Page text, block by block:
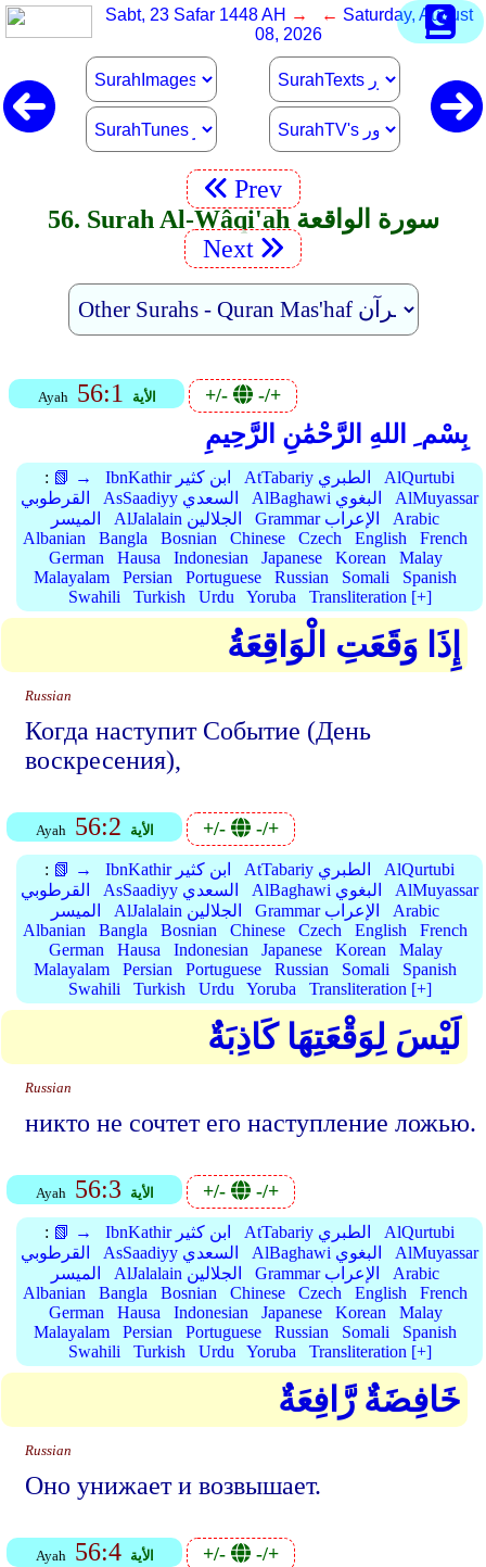
Sabt, 23 Safar 1448 AH → ← Saturday, August
08, 2026
Prev
56. Surah Al-Wâqi'ah سورة الواقعة
Next
Ayah 56:1 الأية +/- -/+
بِسْم ِ اللهِ الرَّحْمَٰنِ الرَّحِيمِ
: 📗 → IbnKathir ابن كثير AtTabariy الطبري
AlQurtubi
القرطوبي
AsSaadiyy السعدي AlBaghawi البغوي
AlMuyassar
الميسر
AlJalalain الجلالين Grammar الإعراب
Arabic
Albanian
Bangla Bosnian Chinese Czech English
French
German
Hausa Indonesian Japanese Korean
Malay
Malayalam
Persian Portuguese Russian Somali
Spanish
Swahili
Turkish Urdu Yoruba Transliteration [+]
إِذَا وَقَعَتِ الْوَاقِعَةُ
Russian
Когда наступит Событие (День
воскресения),
Ayah 56:2 الأية +/- -/+
: 📗 → IbnKathir ابن كثير AtTabariy الطبري
AlQurtubi
القرطوبي
AsSaadiyy السعدي AlBaghawi البغوي
AlMuyassar
الميسر
AlJalalain الجلالين Grammar الإعراب
Arabic
Albanian
Bangla Bosnian Chinese Czech English
French
German
Hausa Indonesian Japanese Korean
Malay
Malayalam
Persian Portuguese Russian Somali
Spanish
Swahili
Turkish Urdu Yoruba Transliteration [+]
لَيْسَ لِوَقْعَتِهَا كَاذِبَةٌ
Russian
никто не сочтет его наступление ложью.
Ayah 56:3 الأية +/- -/+
: 📗 → IbnKathir ابن كثير AtTabariy الطبري
AlQurtubi
القرطوبي
AsSaadiyy السعدي AlBaghawi البغوي
AlMuyassar
الميسر
AlJalalain الجلالين Grammar الإعراب
Arabic
Albanian
Bangla Bosnian Chinese Czech English
French
German
Hausa Indonesian Japanese Korean
Malay
Malayalam
Persian Portuguese Russian Somali
Spanish
Swahili
Turkish Urdu Yoruba Transliteration [+]
خَافِضَةٌ رَّافِعَةٌ
Russian
Оно унижает и возвышает.
Ayah 56:4 الأية +/- -/+